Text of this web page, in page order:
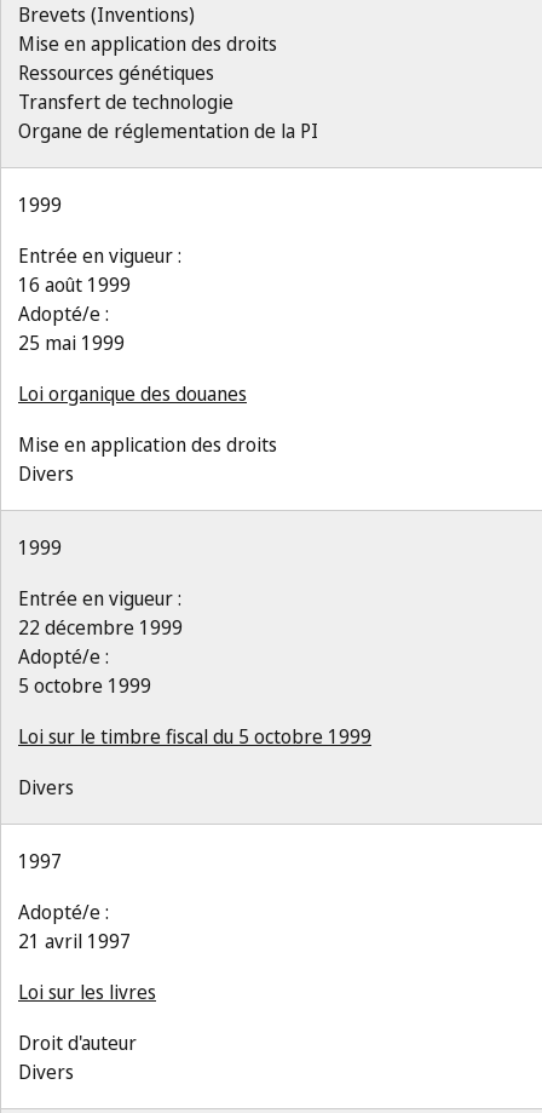
Brevets (Inventions)
Mise en application des droits
Ressources génétiques
Transfert de technologie
Organe de réglementation de la PI
1999
Entrée en vigueur :
16 août 1999
Adopté/e :
25 mai 1999
Loi organique des douanes
Mise en application des droits
Divers
1999
Entrée en vigueur :
22 décembre 1999
Adopté/e :
5 octobre 1999
Loi sur le timbre fiscal du 5 octobre 1999
Divers
1997
Adopté/e :
21 avril 1997
Loi sur les livres
Droit d'auteur
Divers